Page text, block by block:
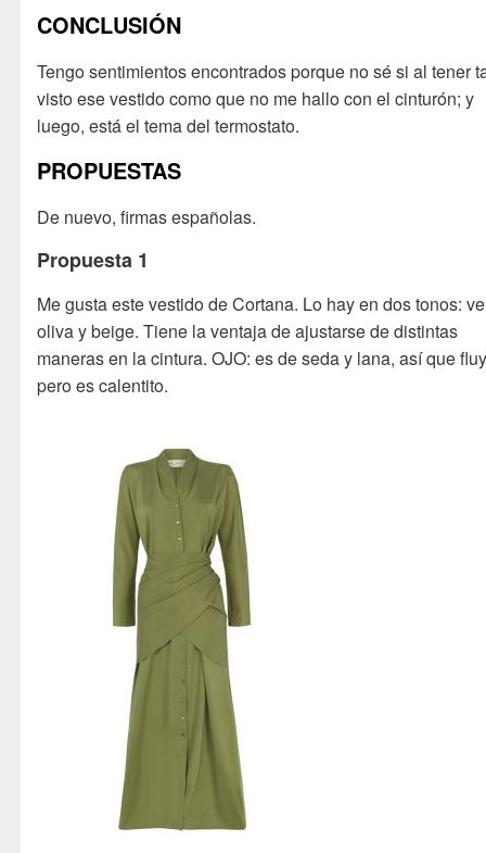
CONCLUSIÓN
Tengo sentimientos encontrados porque no sé si al tener
visto ese vestido como que no me hallo con el cinturón; y
luego, está el tema del termostato.
PROPUESTAS
De nuevo, firmas españolas.
Propuesta 1
Me gusta este vestido de Cortana. Lo hay en dos tonos:
oliva y beige. Tiene la ventaja de ajustarse de distintas
maneras en la cintura. OJO: es de seda y lana, así que
pero es calentito.